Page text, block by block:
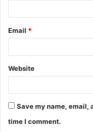
Email *
Website
Save my name, email,
time I comment.